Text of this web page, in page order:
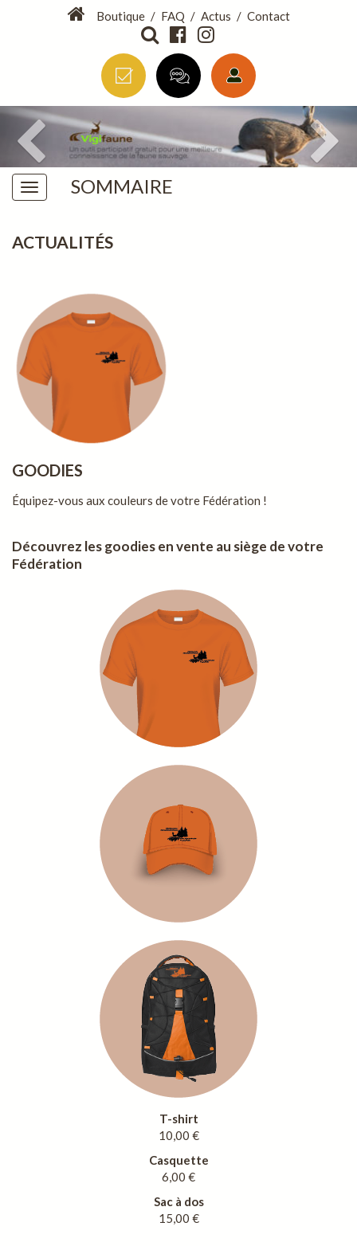
Boutique / FAQ / Actus / Contact
SOMMAIRE
ACTUALITÉS
GOODIES
Équipez-vous aux couleurs de votre Fédération !
Découvrez les goodies en vente au siège de votre
Fédération
T-shirt
10,00 €
Casquette
6,00 €
Sac à dos
15,00 €